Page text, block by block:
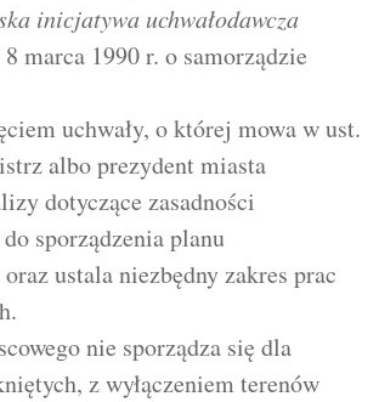
inicjatywa uchwałodawcza
marca 1990 r. o samorządzie
uchwały, o której mowa w ust.
albo prezydent miasta
dotyczące zasadności
sporządzenia planu
ustala niezbędny zakres prac
nie sporządza się dla
z wyłączeniem terenów